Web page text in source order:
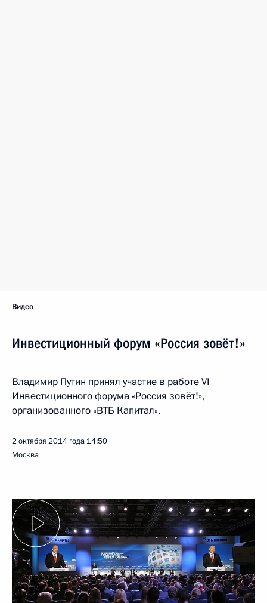
Видео
Инвестиционный форум «Россия зовёт!»
Владимир Путин принял участие в работе VI
Инвестиционного форума «Россия зовёт!»,
организованного «ВТБ Капитал».
2 октября 2014 года 14:50
Москва